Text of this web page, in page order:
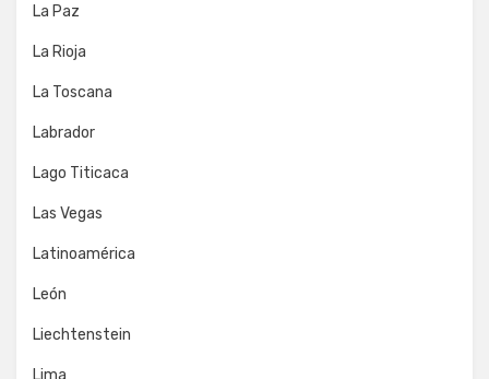
La Paz
La Rioja
La Toscana
Labrador
Lago Titicaca
Las Vegas
Latinoamérica
León
Liechtenstein
Lima